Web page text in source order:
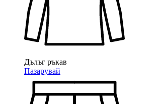
Дълъг ръкав
Пазарувай